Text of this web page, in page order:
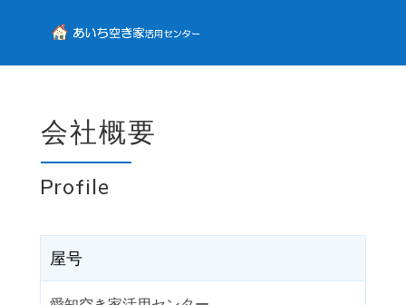
会社概要
Profile
屋号